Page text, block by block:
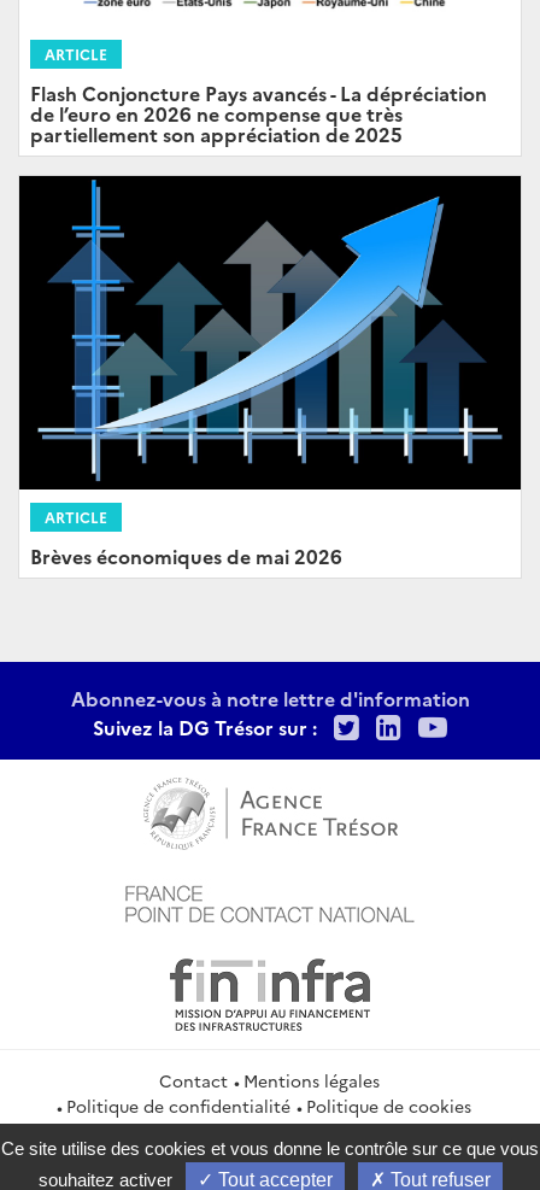
ARTICLE
Flash Conjoncture Pays avancés - La dépréciation
de l’euro en 2026 ne compense que très
partiellement son appréciation de 2025
ARTICLE
Brèves économiques de mai 2026
Abonnez-vous à notre lettre d'information
Suivez la DG Trésor sur :
TwitterLinkedIn
Contact
Mentions légales
Politique de confidentialité
Politique de cookies
Gestion des cookies
Flux RSS
service-public.gouv.fr
legifrance.gouv.fr
info.gouv.fr
Ce site utilise des cookies et vous donne le contrôle sur ce que vous
souhaitez activer
Tout accepter Tout refuser